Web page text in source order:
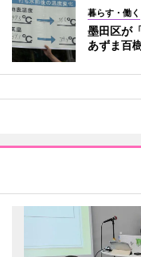
暮らす・働く
墨田区が
あずま百